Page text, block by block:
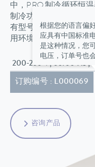
中，PRO 制冷循环恒
制冷功率以及非常低的
有型号均配备压力抽气
用环境空气冷却或额外
订购编号 : L000069
根据您的语言偏
应具有中国标准
是这种情况，您
电压，订单号也
咨询产品